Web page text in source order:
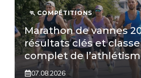
🏃 COMPÉTITIONS
Marathon de vannes
résultats clés et
complet de
07.08.2026